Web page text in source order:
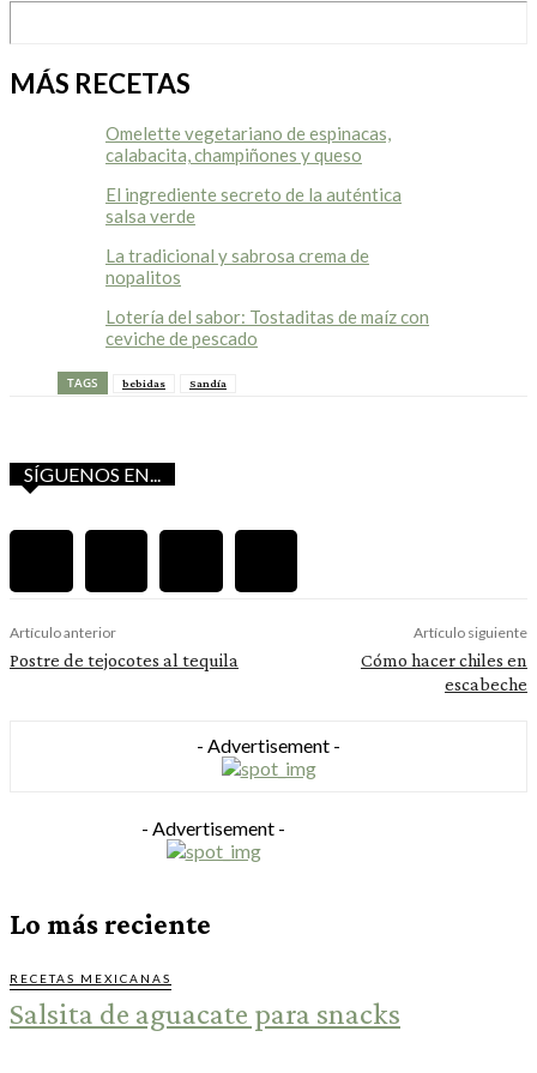
MÁS RECETAS
Omelette vegetariano de espinacas,
calabacita, champiñones y queso
El ingrediente secreto de la auténtica
salsa verde
La tradicional y sabrosa crema de
nopalitos
Lotería del sabor: Tostaditas de maíz con
ceviche de pescado
TAGS bebidas Sandía
SÍGUENOS EN...
Artículo anterior
Postre de tejocotes al tequila
Artículo siguiente
Cómo hacer chiles en
escabeche
- Advertisement -
- Advertisement -
Lo más reciente
RECETAS MEXICANAS
Salsita de aguacate para snacks